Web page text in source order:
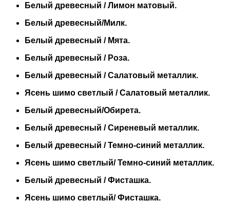
Белый древесный / Лимон матовый.
Белый древесный/Милк.
Белый древесный / Мята.
Белый древесный / Роза.
Белый древесный / Салатовый металлик.
Ясень шимо светлый / Салатовый металлик.
Белый древесный/Обирета.
Белый древесный / Сиреневый металлик.
Белый древесный / Темно-синий металлик.
Ясень шимо светлый/ Темно-синий металлик.
Белый древесный / Фисташка.
Ясень шимо светлый/ Фисташка.